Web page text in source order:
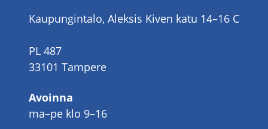
Kaupungintalo, Aleksis Kiven katu 14–16 C
PL 487
33101 Tampere
Avoinna
ma–pe klo 9–16